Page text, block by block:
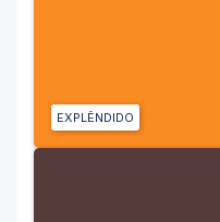
EXPLÊNDIDO